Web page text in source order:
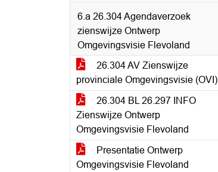
6.a 26.304 Agendaverzoek
zienswijze Ontwerp
Omgevingsvisie Flevoland
26.304 AV Zienswijze
provinciale Omgevingsvisie (OVI)
26.304 BL 26.297 INFO
Zienswijze Ontwerp
Omgevingsvisie Flevoland
Presentatie Ontwerp
Omgevingsvisie Flevoland